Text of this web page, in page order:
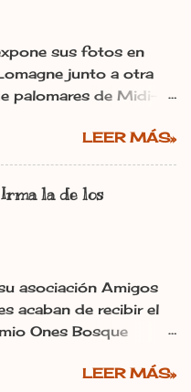
sus fotos en
junto a otra
palomares de Midi-
Pastrana y las
dl Ana
| 06:00
| 10:25 En:
de Irma Basarte
con los palomares
de la région
de la exposición
de la localidad
LEER MÁS»
la de los
asociación Amigos
acaban de recibir el
Ones Bosque
Fernández
LEER MÁS»